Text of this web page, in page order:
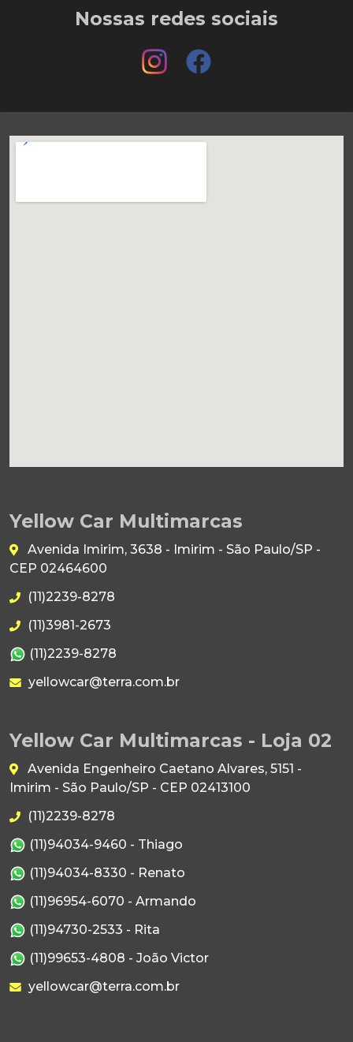
Nossas redes sociais
Yellow Car Multimarcas
Avenida Imirim, 3638 - Imirim - São Paulo/SP -
CEP 02464600
(11)2239-8278
(11)3981-2673
(11)2239-8278
yellowcar@terra.com.br
Yellow Car Multimarcas - Loja 02
Avenida Engenheiro Caetano Alvares, 5151 -
Imirim - São Paulo/SP - CEP 02413100
(11)2239-8278
(11)94034-9460 - Thiago
(11)94034-8330 - Renato
(11)96954-6070 - Armando
(11)94730-2533 - Rita
(11)99653-4808 - João Victor
yellowcar@terra.com.br